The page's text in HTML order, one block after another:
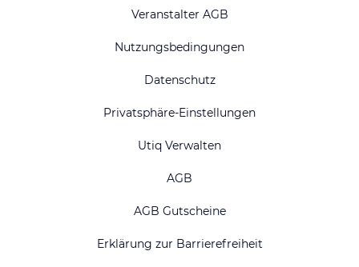
Veranstalter AGB
Nutzungsbedingungen
Datenschutz
Privatsphäre-Einstellungen
Utiq Verwalten
AGB
AGB Gutscheine
Erklärung zur Barrierefreiheit